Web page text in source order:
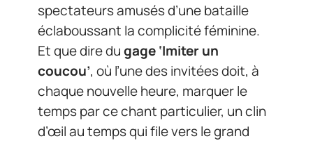
spectateurs amusés d’une bataille
éclaboussant la complicité féminine.
Et que dire dugage ‘Imiter un
coucou’, où l’une des invitées doit, à
chaque nouvelle heure, marquer le
temps par ce chant particulier, un clin
d’œil au temps qui file vers le grand